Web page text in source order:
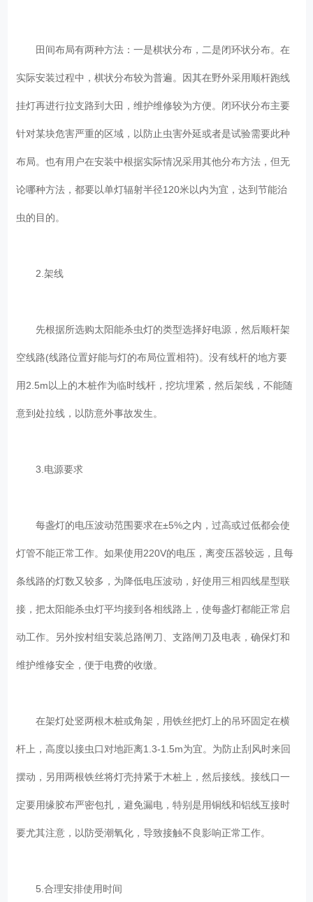
田间布局有两种方法：一是棋状分布，二是闭环状分布。在
实际安装过程中，棋状分布较为普遍。因其在野外采用顺杆跑线
挂灯再进行拉支路到大田，维护维修较为方便。闭环状分布主要
针对某块危害严重的区域，以防止虫害外延或者是试验需要此种
布局。也有用户在安装中根据实际情况采用其他分布方法，但无
论哪种方法，都要以单灯辐射半径120米以内为宜，达到节能治
虫的目的。
2.架线
先根据所选购太阳能杀虫灯的类型选择好电源，然后顺杆架
空线路(线路位置好能与灯的布局位置相符)。没有线杆的地方要
用2.5m以上的木桩作为临时线杆，挖坑埋紧，然后架线，不能随
意到处拉线，以防意外事故发生。
3.电源要求
每盏灯的电压波动范围要求在±5%之内，过高或过低都会使
灯管不能正常工作。如果使用220V的电压，离变压器较远，且每
条线路的灯数又较多，为降低电压波动，好使用三相四线星型联
接，把太阳能杀虫灯平均接到各相线路上，使每盏灯都能正常启
动工作。另外按村组安装总路闸刀、支路闸刀及电表，确保灯和
维护维修安全，便于电费的收缴。
在架灯处竖两根木桩或角架，用铁丝把灯上的吊环固定在横
杆上，高度以接虫口对地距离1.3-1.5m为宜。为防止刮风时来回
摆动，另用两根铁丝将灯壳持紧于木桩上，然后接线。接线口一
定要用缘胶布严密包扎，避免漏电，特别是用铜线和铝线互接时
要尤其注意，以防受潮氧化，导致接触不良影响正常工作。
5.合理安排使用时间